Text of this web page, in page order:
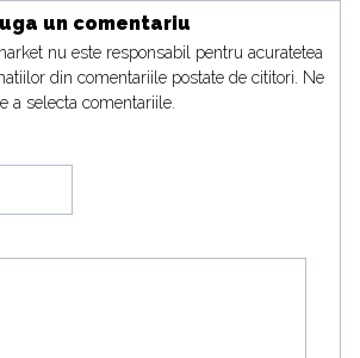
un comentariu
nu este responsabil pentru acuratetea
din comentariile postate de cititori. Ne
a selecta comentariile.